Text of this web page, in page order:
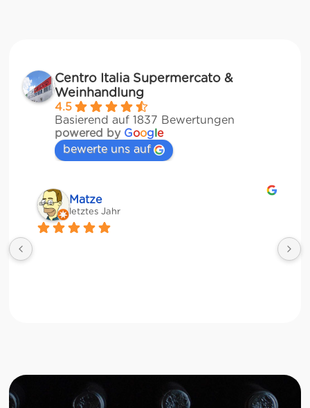
Centro Italia Supermercato &
Weinhandlung
4.5
Basierend auf 1837 Bewertungen
powered by Google
bewerte uns auf
Matze
letztes Jahr